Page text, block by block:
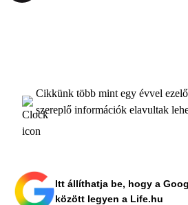
Cikkünk több mint egy évvel
szereplő információk elavultak
Itt állíthatja be, hogy a
között legyen a Life.hu